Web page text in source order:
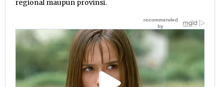
regional maupun provinsi.